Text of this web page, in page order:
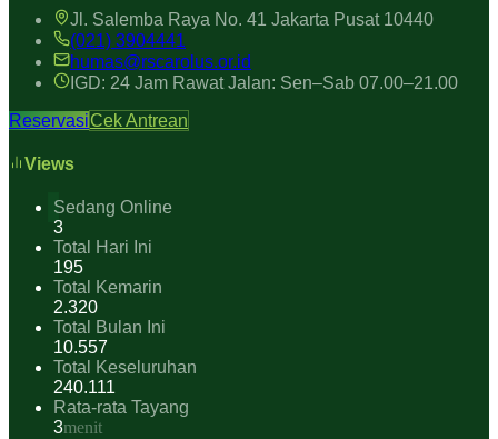
Jl. Salemba Raya No. 41 Jakarta Pusat 10440
(021) 3904441
humas@rscarolus.or.id
IGD: 24 Jam Rawat Jalan: Sen–Sab 07.00–21.00
ReservasiCek Antrean
Views
Sedang Online
3
Total Hari Ini
195
Total Kemarin
2.320
Total Bulan Ini
10.557
Total Keseluruhan
240.111
Rata-rata Tayang
3menit